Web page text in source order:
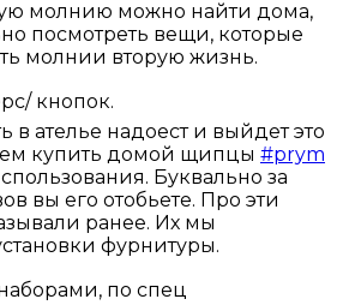
молнию можно найти дома,
посмотреть вещи, которые
молнии вторую жизнь.
кнопок.
в ателье надоест и выйдет это
купить домой щипцы #prym
Буквально за
вы его отобьете. Про эти
ранее. Их мы
фурнитуры.
по спец